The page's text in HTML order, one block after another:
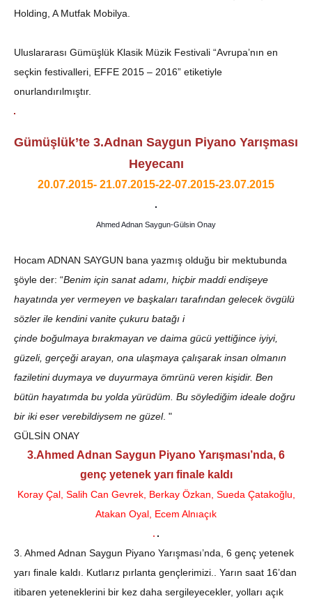
Holding, A Mutfak Mobilya.
Uluslararası Gümüşlük Klasik Müzik Festivali “Avrupa’nın en
seçkin festivalleri, EFFE 2015 – 2016” etiketiyle
onurlandırılmıştır.
Gümüşlük’te 3.Adnan Saygun Piyano Yarışması
Heyecanı
20.07.2015- 21.07.2015-22-07.2015-23.07.2015
Ahmed Adnan Saygun-Gülsin Onay
Hocam ADNAN SAYGUN bana yazmış olduğu bir mektubunda
şöyle der: “Benim için sanat adamı, hiçbir maddi endişeye
hayatında yer vermeyen ve başkaları tarafından gelecek övgülü
sözler ile kendini vanite çukuru batağı i
çinde boğulmaya bırakmayan ve daima gücü yettiğince iyiyi,
güzeli, gerçeği arayan, ona ulaşmaya çalışarak insan olmanın
faziletini duymaya ve duyurmaya ömrünü veren kişidir. Ben
bütün hayatımda bu yolda yürüdüm. Bu söylediğim ideale doğru
bir iki eser verebildiysem ne güzel. "
GÜLSİN ONAY
3.Ahmed Adnan Saygun Piyano Yarışması’nda, 6
genç yetenek yarı finale kaldı
Koray Çal, Salih Can Gevrek, Berkay Özkan, Sueda Çatakoğlu,
Atakan Oyal, Ecem Alnıaçık
3. Ahmed Adnan Saygun Piyano Yarışması’nda, 6 genç yetenek
yarı finale kaldı. Kutlarız pırlanta gençlerimizi.. Yarın saat 16’dan
itibaren yeteneklerini bir kez daha sergileyecekler, yolları açık